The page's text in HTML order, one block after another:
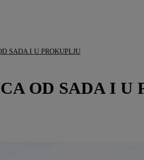
SADA I U PROKUPLJU
OD SADA I U